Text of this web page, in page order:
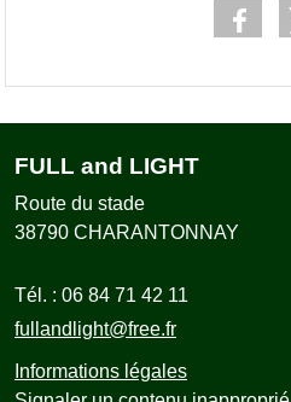
FULL and LIGHT
Route du stade
38790 CHARANTONNAY
Tél. : 06 84 71 42 11
fullandlight@free.fr
Informations légales